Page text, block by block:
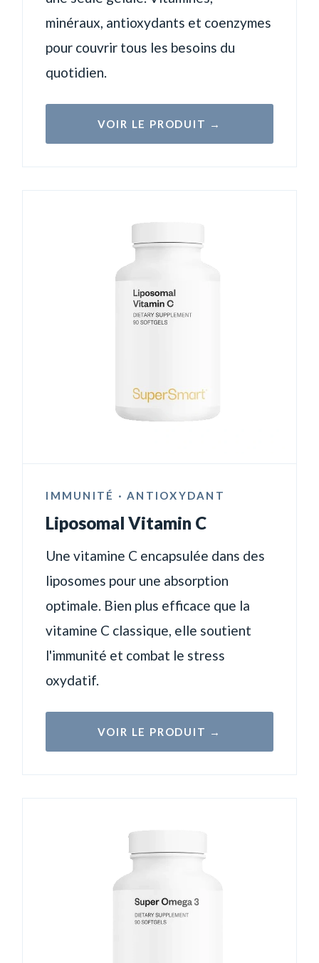
minéraux, antioxydants et coenzymes
pour couvrir tous les besoins du
quotidien.
VOIR LE PRODUIT →
IMMUNITÉ · ANTIOXYDANT
Liposomal Vitamin C
Une vitamine C encapsulée dans des
liposomes pour une absorption
optimale. Bien plus efficace que la
vitamine C classique, elle soutient
l'immunité et combat le stress
oxydatif.
VOIR LE PRODUIT →